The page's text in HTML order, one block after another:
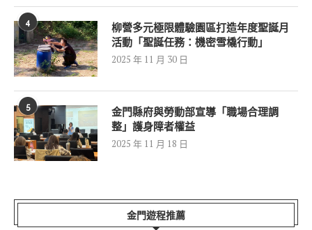
4
柳營多元極限體驗園區打造年度聖誕月
活動「聖誕任務：機密雪橇行動」
2025 年 11 月 30 日
5
金門縣府與勞動部宣導「職場合理調
整」護身障者權益
2025 年 11 月 18 日
金門遊程推薦